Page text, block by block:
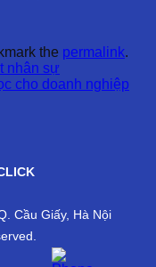
the permalink.
nhân sự
cho doanh nghiệp
Cầu Giấy, Hà Nội